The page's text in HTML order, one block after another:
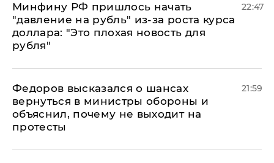
Минфину РФ пришлось начать
"давление на рубль" из-за роста курса
доллара: "Это плохая новость для
рубля"
22:47
Федоров высказался о шансах
вернуться в министры обороны и
объяснил, почему не выходит на
протесты
21:59